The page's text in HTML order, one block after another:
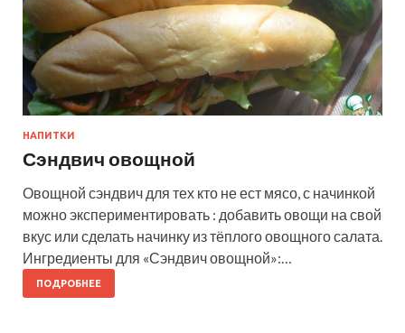
НАПИТКИ
Сэндвич овощной
Овощной сэндвич для тех кто не ест мясо, с начинкой
можно экспериментировать : добавить овощи на свой
вкус или сделать начинку из тёплого овощного салата.
Ингредиенты для «Сэндвич овощной»:…
ПОДРОБНЕЕ